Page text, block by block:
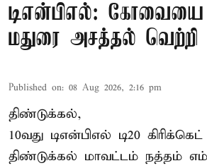
டிஎன்பிஎல்: கோவையை
மதுரை அசத்தல் வெற்றி
Published on: 08 Aug 2026, 2:16 pm
திண்டுக்கல்,
10வது டிஎன்பிஎல் டி20 கிரிக்கெட்
திண்டுக்கல் மாவட்டம் நத்தம்